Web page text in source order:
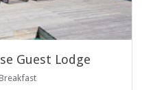
Guest Lodge